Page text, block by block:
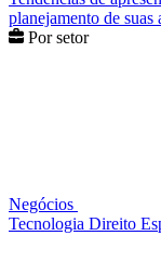
planejamento de suas
Por setor
Negócios
Tecnologia Direito